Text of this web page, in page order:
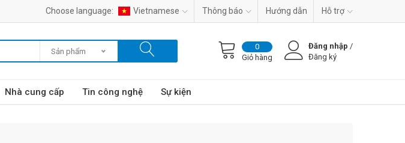
Choose language: Vietnamese Thông báo Hướng dẫn Hỗ trợ
Sản phẩm
0
Giỏ hàng
Đăng ký
Đăng nhập /
Nhà cung cấp Tin công nghệ Sự kiện